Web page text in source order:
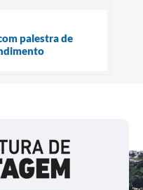
palestra de